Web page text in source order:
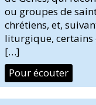
ou groupes de
chrétiens, et,
liturgique, certains
[…]
Pour écouter